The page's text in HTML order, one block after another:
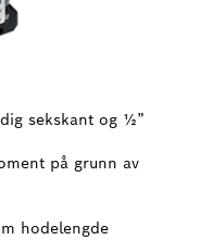
sekskant og ½”
på grunn av
hodelengde